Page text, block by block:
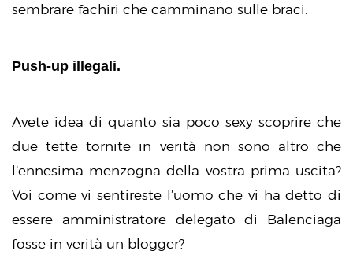
sembrare fachiri che camminano sulle braci.
Push-up illegali.
Avete idea di quanto sia poco sexy scoprire che
due tette tornite in verità non sono altro che
l’ennesima menzogna della vostra prima uscita?
Voi come vi sentireste l’uomo che vi ha detto di
essere amministratore delegato di Balenciaga
fosse in verità un blogger?